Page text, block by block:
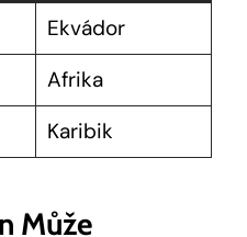
Ekvádor
Afrika
Karibik
Může